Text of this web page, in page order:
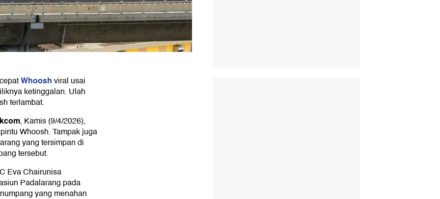
Whooshviral usai
ketinggalan. Ulah
terlambat.
, Kamis (9/4/2026),
Whoosh. Tampak juga
yang tersimpan di
tersebut.
Eva Chairunisa
Padalarang pada
yang menahan